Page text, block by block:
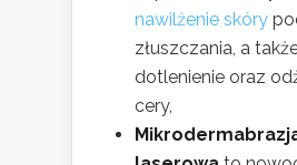
nawilżenie skóry
złuszczania, a
dotlenienie oraz
cery,